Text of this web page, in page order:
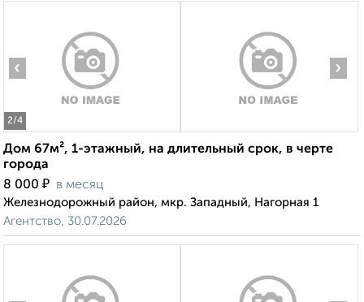
2/4
‹ ›
Дом 67м², 1-этажный, на длительный срок, в черте
города
8 000 ₽ в месяц
Железнодорожный район, мкр. Западный, Нагорная 1
Агентство, 30.07.2026